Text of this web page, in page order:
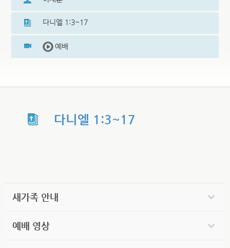
다니엘 1:3~17
예배
다니엘 1:3~17
새가족 안내
예배 영상